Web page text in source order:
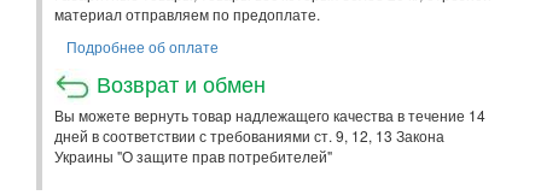
материал отправляем по предоплате.
Подробнее об оплате
Возврат и обмен
Вы можете вернуть товар надлежащего качества в течение 14
дней в соответствии с требованиями ст. 9, 12, 13 Закона
Украины "О защите прав потребителей"